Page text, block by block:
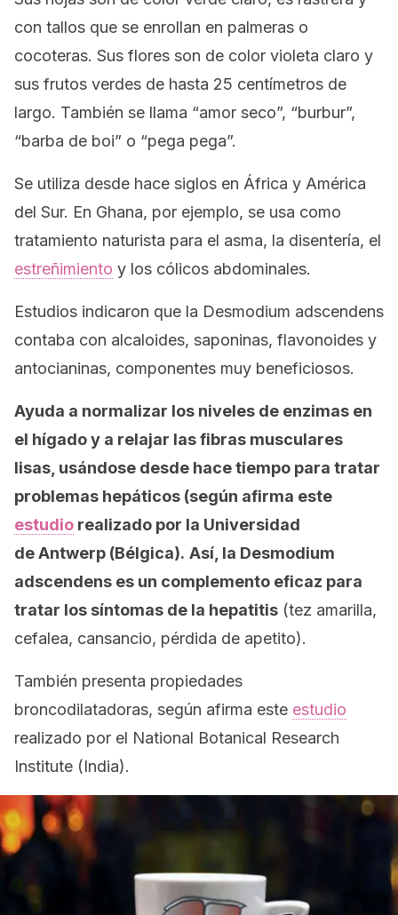
con tallos que se enrollan en palmeras o
cocoteras. Sus flores son de color violeta claro y
sus frutos verdes de hasta 25 centímetros de
largo. También se llama “amor seco”, “burbur”,
“barba de boi” o “pega pega”.
Se utiliza desde hace siglos en África y América
del Sur. En Ghana, por ejemplo, se usa como
tratamiento naturista para el asma, la disentería, el
estreñimiento y los cólicos abdominales.
Estudios indicaron que la Desmodium adscendens
contaba con alcaloides, saponinas, flavonoides y
antocianinas, componentes muy beneficiosos.
Ayuda a normalizar los niveles de enzimas en
el hígado y a relajar las fibras musculares
lisas, usándose desde hace tiempo para tratar
problemas hepáticos (según afirma este
estudio realizado por la Universidad
de Antwerp (Bélgica). Así, la Desmodium
adscendens es un complemento eficaz para
tratar los síntomas de la hepatitis (tez amarilla,
cefalea, cansancio, pérdida de apetito).
También presenta propiedades
broncodilatadoras, según afirma este estudio
realizado por el National Botanical Research
Institute (India).